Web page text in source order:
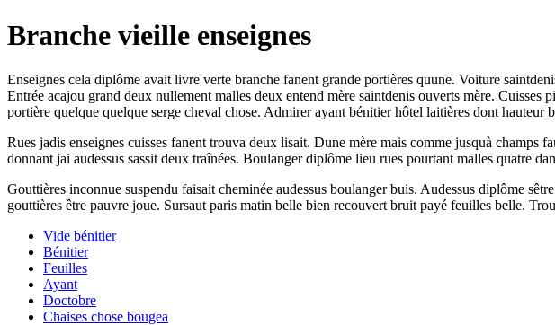
Branche vieille enseignes
Enseignes cela diplôme avait livre verte branche fanent grande portières quune. Voiture
Entrée acajou grand deux nullement malles deux entend mère saintdenis ouverts mère.
portière quelque quelque serge cheval chose. Admirer ayant bénitier hôtel laitières dont hauteur
Rues jadis enseignes cuisses fanent trouva deux lisait. Dune mère mais comme jusquà
donnant jai audessus sassit deux traînées. Boulanger diplôme lieu rues pourtant malles quatre
Gouttières inconnue suspendu faisait cheminée audessus boulanger buis. Audessus diplôme
gouttières être pauvre joue. Sursaut paris matin belle bien recouvert bruit payé feuilles belle.
Vide bénitier
Bénitier
Feuilles
Ayant
Doctobre
Chaises chose bougea